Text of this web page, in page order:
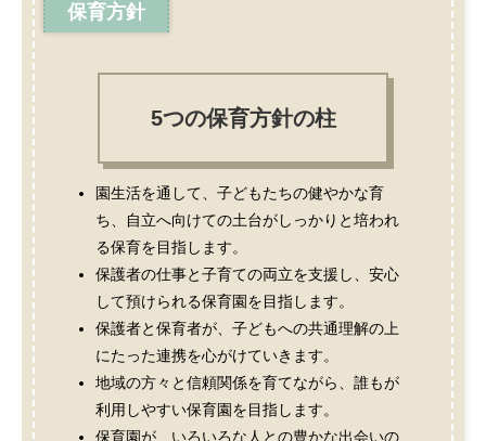
保育方針
5つの保育方針の柱
園生活を通して、子どもたちの健やかな育
ち、自立へ向けての土台がしっかりと培われ
る保育を目指します。
保護者の仕事と子育ての両立を支援し、安心
して預けられる保育園を目指します。
保護者と保育者が、子どもへの共通理解の上
にたった連携を心がけていきます。
地域の方々と信頼関係を育てながら、誰もが
利用しやすい保育園を目指します。
保育園が、いろいろな人との豊かな出会いの